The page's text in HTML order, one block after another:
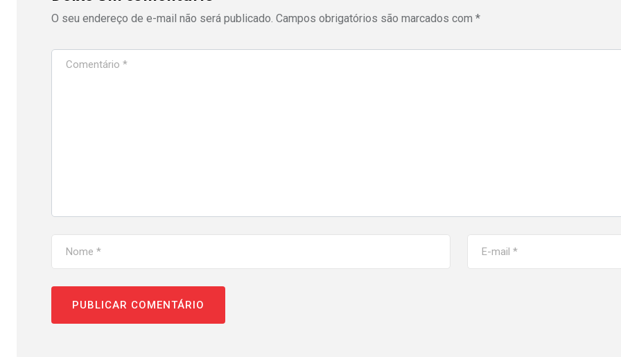
O seu endereço de e-mail não será publicado. Campos obrigatórios são marcados com *